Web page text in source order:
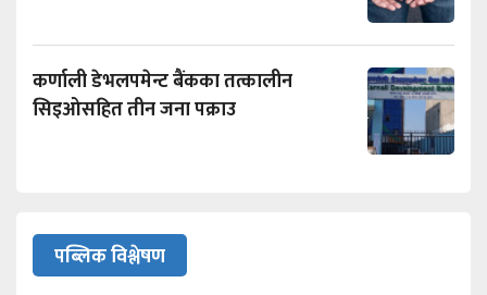
कर्णाली डेभलपमेन्ट बैंकका तत्कालीन
सिइओसहित तीन जना पक्राउ
पब्लिक विश्लेषण